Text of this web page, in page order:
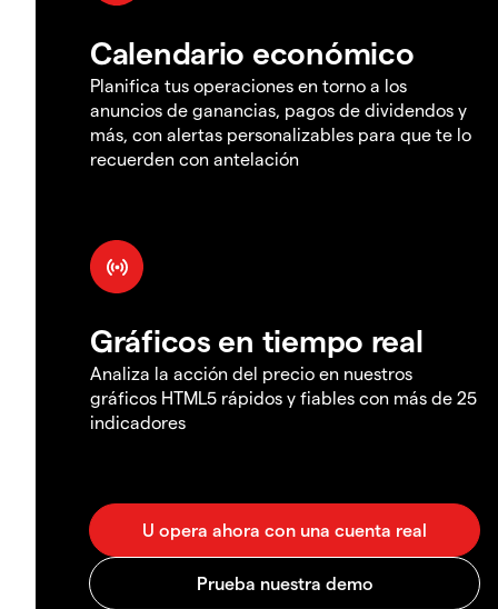
Calendario económico
Planifica tus operaciones en torno a los
anuncios de ganancias, pagos de dividendos y
más, con alertas personalizables para que te lo
recuerden con antelación
Gráficos en tiempo real
Analiza la acción del precio en nuestros
gráficos HTML5 rápidos y fiables con más de 25
indicadores